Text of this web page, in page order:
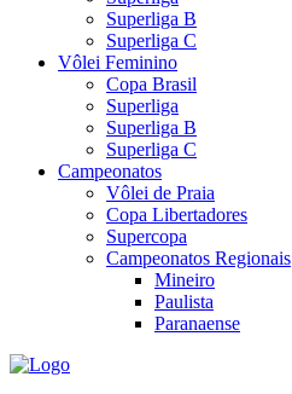
Superliga B
Superliga C
Vôlei Feminino
Copa Brasil
Superliga
Superliga B
Superliga C
Campeonatos
Vôlei de Praia
Copa Libertadores
Supercopa
Campeonatos Regionais
Mineiro
Paulista
Paranaense